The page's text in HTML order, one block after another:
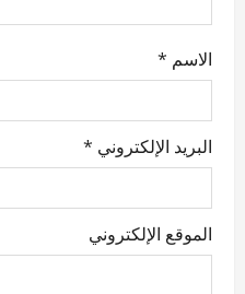
الاسم *
البريد الإلكتروني *
الموقع الإلكتروني